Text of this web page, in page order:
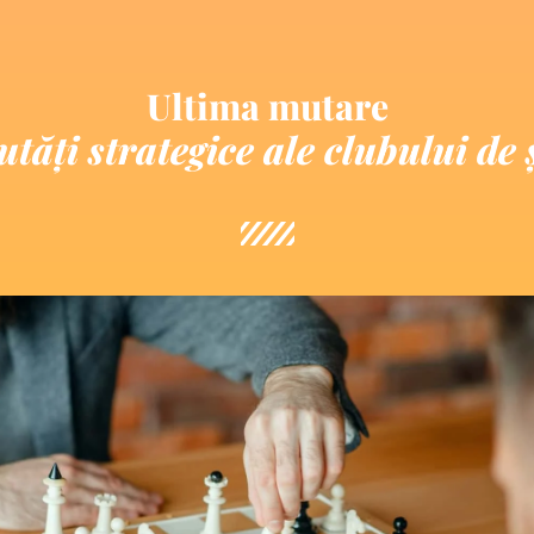
Ultima mutare
strategice ale clubului de